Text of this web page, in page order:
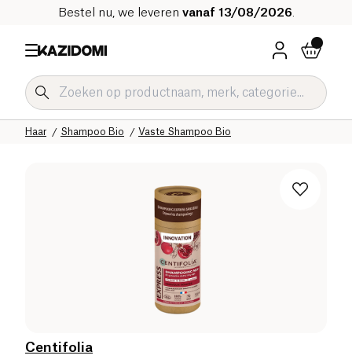
Bestel nu, we leveren vanaf 13/08/2026
Vaste Shampoo Bio
Shampoo Bio
Haar
Hygiëne & Schoonheid
Onze biologische catalogus
Home
Centifolia